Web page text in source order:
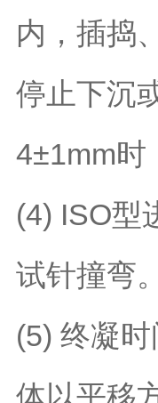
内，插捣
停止下沉
4±1mm时
(4) ISO型
试针撞弯
(5) 终凝
体以平移